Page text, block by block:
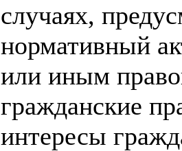
случаях,
нормативный
или иным
гражданские
интересы